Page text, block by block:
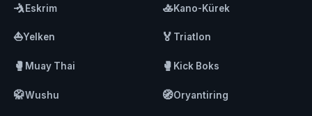
🤺Eskrim 🚣Kano-Kürek
⛵Yelken 🏅 Triatlon
🥊 Muay Thai 🥊 Kick Boks
🥋Wushu 🧭Oryantiring